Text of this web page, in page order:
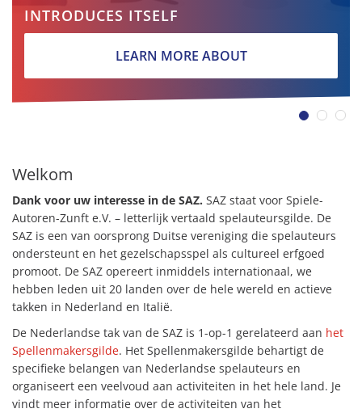
INTRODUCES ITSELF
LEARN MORE ABOUT
Welkom
Dank voor uw interesse in de SAZ. SAZ staat voor Spiele-
Autoren-Zunft e.V. – letterlijk vertaald spelauteursgilde. De
SAZ is een van oorsprong Duitse vereniging die spelauteurs
ondersteunt en het gezelschapsspel als cultureel erfgoed
promoot. De SAZ opereert inmiddels internationaal, we
hebben leden uit 20 landen over de hele wereld en actieve
takken in Nederland en Italië.
De Nederlandse tak van de SAZ is 1-op-1 gerelateerd aan het
Spellenmakersgilde. Het Spellenmakersgilde behartigt de
specifieke belangen van Nederlandse spelauteurs en
organiseert een veelvoud aan activiteiten in het hele land. Je
vindt meer informatie over de activiteiten van het